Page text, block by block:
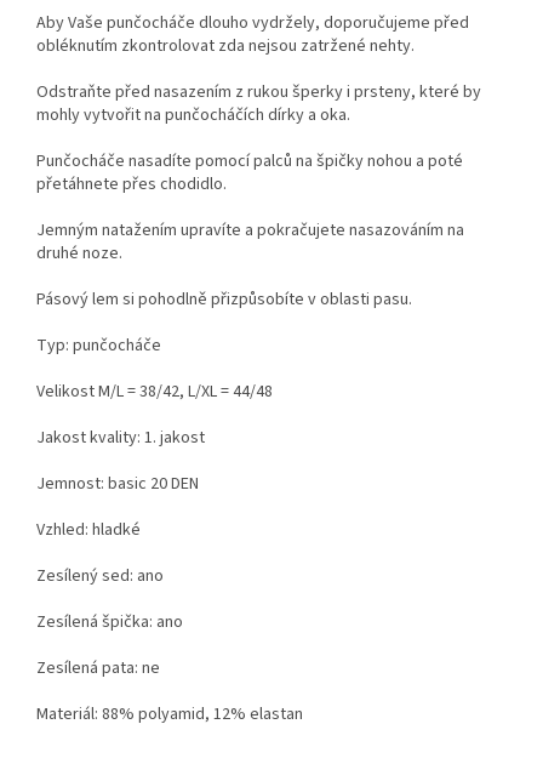
Aby Vaše punčocháče dlouho vydržely, doporučujeme před
obléknutím zkontrolovat zda nejsou zatržené nehty.
Odstraňte před nasazením z rukou šperky i prsteny, které by
mohly vytvořit na punčocháčích dírky a oka.
Punčocháče nasadíte pomocí palců na špičky nohou a poté
přetáhnete přes chodidlo.
Jemným natažením upravíte a pokračujete nasazováním na
druhé noze.
Pásový lem si pohodlně přizpůsobíte v oblasti pasu.
Typ: punčocháče
Velikost M/L = 38/42, L/XL = 44/48
Jakost kvality: 1. jakost
Jemnost: basic 20 DEN
Vzhled: hladké
Zesílený sed: ano
Zesílená špička: ano
Zesílená pata: ne
Materiál: 88% polyamid, 12% elastan